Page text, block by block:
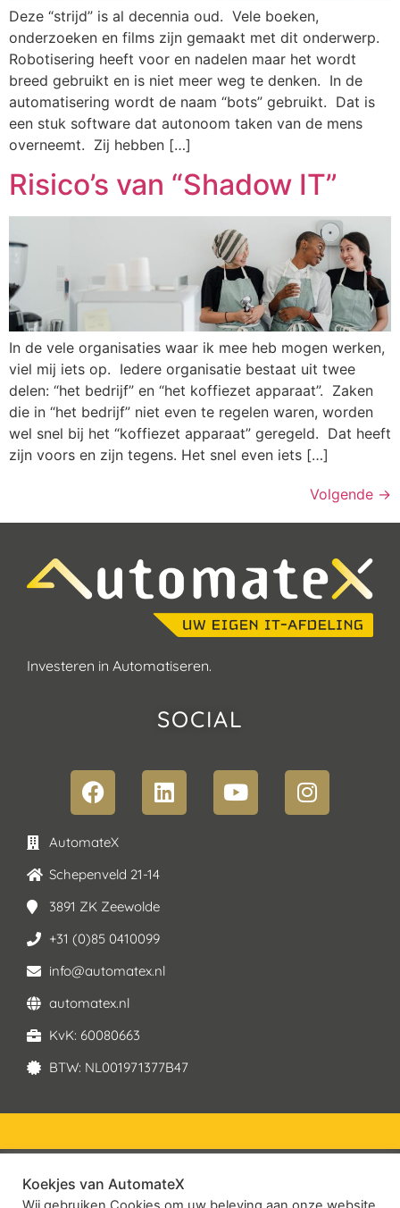
Deze “strijd” is al decennia oud. Vele boeken,
onderzoeken en films zijn gemaakt met dit onderwerp.
Robotisering heeft voor en nadelen maar het wordt
breed gebruikt en is niet meer weg te denken. In de
automatisering wordt de naam “bots” gebruikt. Dat is
een stuk software dat autonoom taken van de mens
overneemt. Zij hebben […]
Risico’s van “Shadow IT”
In de vele organisaties waar ik mee heb mogen werken,
viel mij iets op. Iedere organisatie bestaat uit twee
delen: “het bedrijf” en “het koffiezet apparaat”. Zaken
die in “het bedrijf” niet even te regelen waren, worden
wel snel bij het “koffiezet apparaat” geregeld. Dat heeft
zijn voors en zijn tegens. Het snel even iets […]
Volgende →
Investeren in Automatiseren.
SOCIAL
AutomateX
Schepenveld 21-14
3891 ZK Zeewolde
+31 (0)85 0410099
info@automatex.nl
automatex.nl
KvK: 60080663
BTW: NL001971377B47
© 2026 – AutomateX | All rights reserved
Koekjes van AutomateX